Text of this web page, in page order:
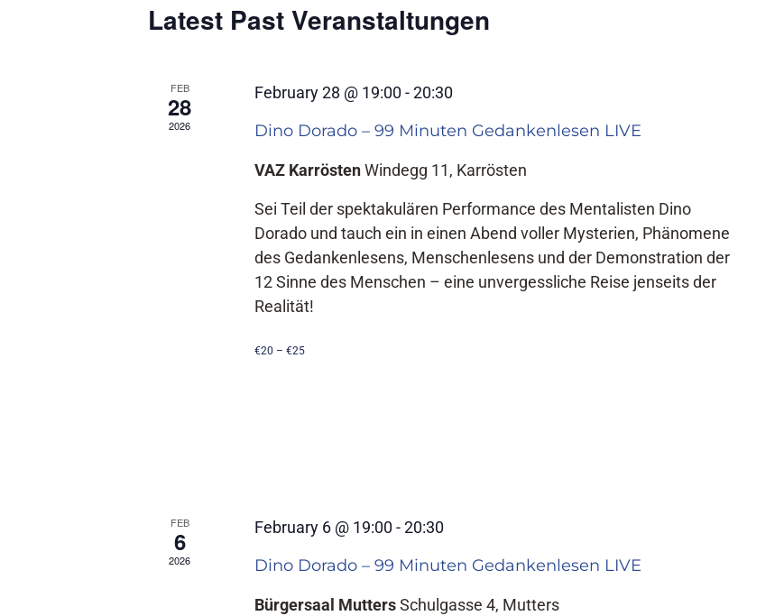
Calendar
Latest Past Veranstaltungen
FEB
28
2026
February 28 @ 19:00 -20:30
Dino Dorado – 99 Minuten Gedankenlesen LIVE
VAZ KarröstenWindegg 11, Karrösten
Sei Teil der spektakulären Performance des Mentalisten Dino
Dorado und tauch ein in einen Abend voller Mysterien, Phänomene
des Gedankenlesens, Menschenlesens und der Demonstration der
12 Sinne des Menschen – eine unvergessliche Reise jenseits der
Realität!
€20 – €25
FEB
6
2026
February 6 @ 19:00 -20:30
Dino Dorado – 99 Minuten Gedankenlesen LIVE
Bürgersaal MuttersSchulgasse 4, Mutters